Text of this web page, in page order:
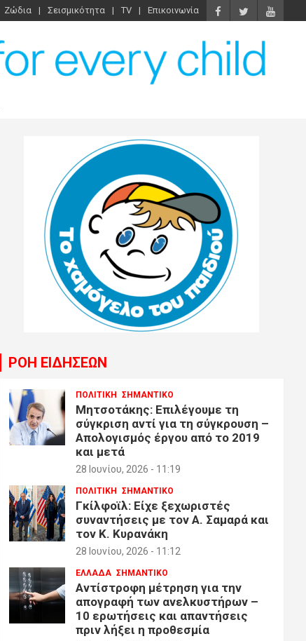
Ζώδια Σεισμικότητα TV Επικοινωνία
ΡΟΗ ΕΙΔΗΣΕΩΝ
ΠΟΛΙΤΙΚΗ ΣΗΜΑΝΤΙΚΟ
Μητσοτάκης: Επιλέγουμε τη
σύγκριση αντί για τη σύγκρουση –
Απολογισμός έργου από το 2019
και μετά
28 Ιουνίου, 2026 - 11:19
ΠΟΛΙΤΙΚΗ ΣΗΜΑΝΤΙΚΟ
Γκίλφοϊλ: Είχε ξεχωριστές
συναντήσεις με τον Α. Σαμαρά και
τον Κ. Κυρανάκη
28 Ιουνίου, 2026 - 11:12
ΕΛΛΑΔΑ ΣΗΜΑΝΤΙΚΟ
Αντίστροφη μέτρηση για την
απογραφή των ανελκυστήρων –
10 ερωτήσεις και απαντήσεις
πριν λήξει η προθεσμία